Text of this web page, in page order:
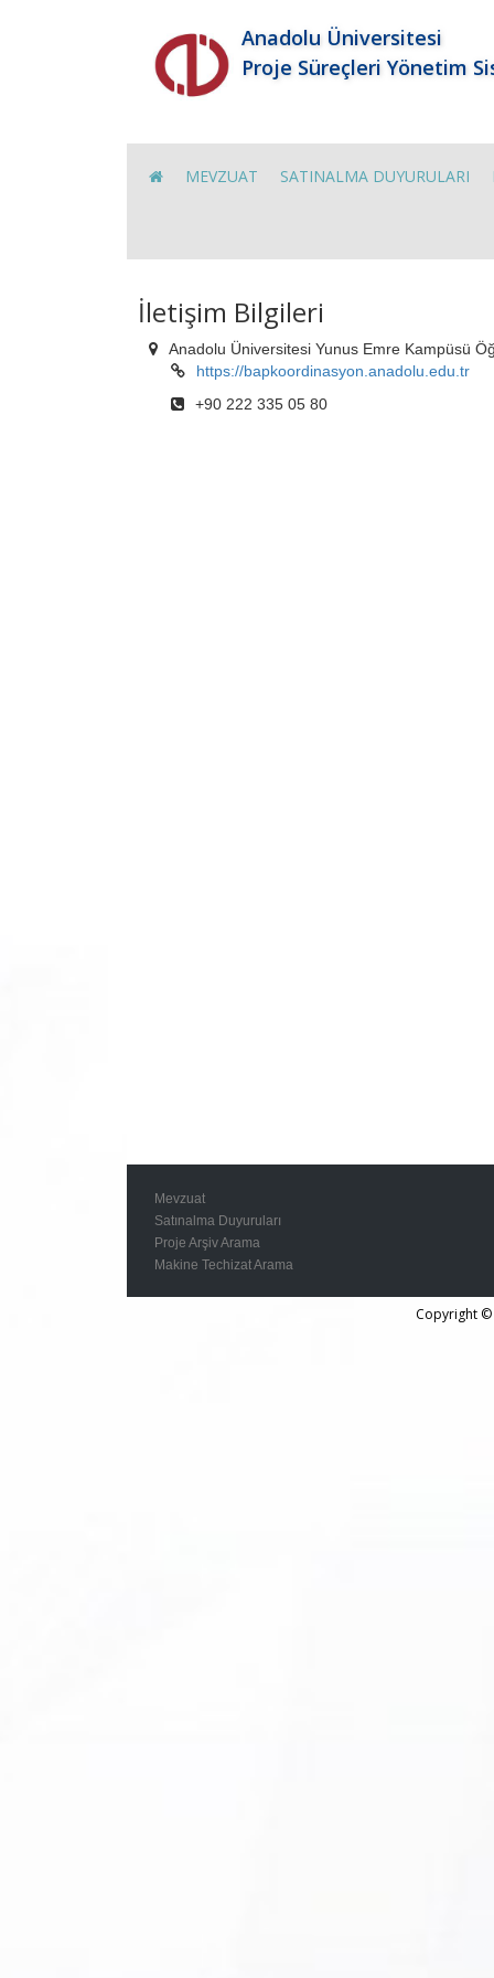
Anadolu Üniversitesi
Proje Süreçleri Yönetim
MEVZUAT SATINALMA DUYURULARI
İletişim Bilgileri
Anadolu Üniversitesi Yunus Emre Kampüsü
https://bapkoordinasyon.anadolu.edu.tr
+90 222 335 05 80
Mevzuat
Satınalma Duyuruları
Proje Arşiv Arama
Makine Techizat Arama
Copyright ©